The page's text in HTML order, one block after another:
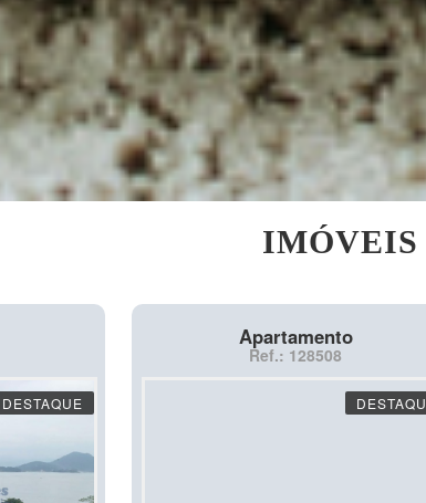
IMÓVEIS
DESTAQUE
Apartamento
Ref.: 128508